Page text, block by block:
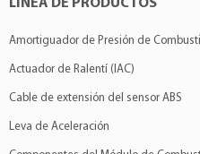
LÍNEA DE PRODUCTOS
Amortiguador de Presión de
Actuador de Ralentí (IAC)
Cable de extensión del sensor ABS
Leva de Aceleración